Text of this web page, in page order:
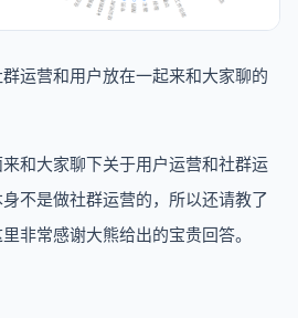
运营和用户放在一起来和大家聊的
和大家聊下关于用户运营和社群运
不是做社群运营的，所以还请教了
非常感谢大熊给出的宝贵回答。